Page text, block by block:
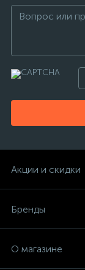
Акции и скидки
Бренды
О магазине